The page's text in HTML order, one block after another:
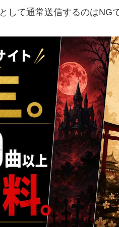
して通常送信するのはNG